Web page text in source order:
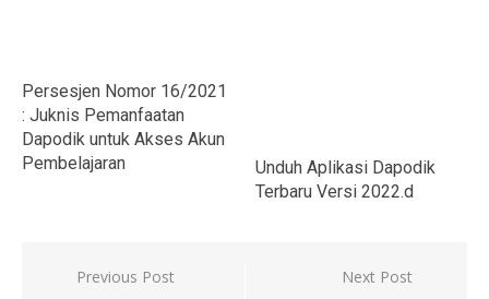
Persesjen Nomor 16/2021
: Juknis Pemanfaatan
Dapodik untuk Akses Akun
Pembelajaran
Unduh Aplikasi Dapodik
Terbaru Versi 2022.d
Navigasi
Previous Post Next Post